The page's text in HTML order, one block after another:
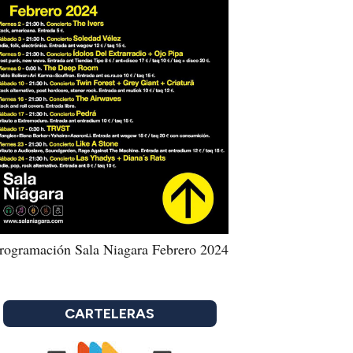
Sala Niagara Febrero 2024
CARTELERAS